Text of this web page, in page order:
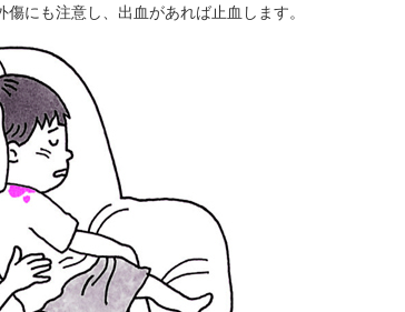
にも注意し、出血があれば止血します。